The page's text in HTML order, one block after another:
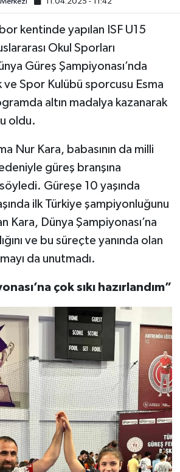
kentinde yapılan ISF U15
Okul Sporları
Güreş Şampiyonası’nda
ve Spor Kulübü sporcusu Esma
altın madalya kazanarak
oldu.
Nur Kara, babasının da milli
güreş branşına
Güreşe 10 yaşında
ilk Türkiye şampiyonluğunu
Kara, Dünya Şampiyonası’na
ve bu süreçte yanında olan
da unutmadı.
çok sıkı hazırlandım”